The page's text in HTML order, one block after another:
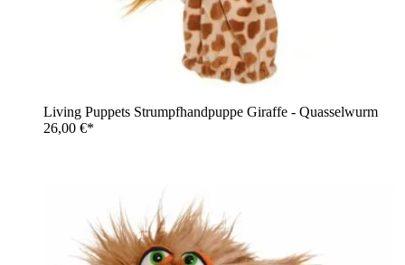
Living Puppets Strumpfhandpuppe Giraffe - Quasselwurm
26,00 €*